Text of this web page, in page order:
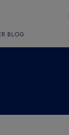
BLOG